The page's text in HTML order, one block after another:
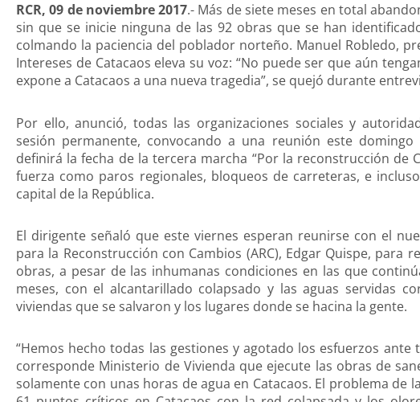
RCR, 09 de noviembre 2017.- Más de siete meses en total
sin que se inicie ninguna de las 92 obras que se han
colmando la paciencia del poblador norteño. Manuel Robledo,
Intereses de Catacaos eleva su voz: “No puede ser que aún
expone a Catacaos a una nueva tragedia”, se quejó durante
Por ello, anunció, todas las organizaciones sociales y
sesión permanente, convocando a una reunión este
definirá la fecha de la tercera marcha “Por la reconstrucción de
fuerza como paros regionales, bloqueos de carreteras, e
capital de la República.
El dirigente señaló que este viernes esperan reunirse con el
para la Reconstrucción con Cambios (ARC), Edgar Quispe, para
obras, a pesar de las inhumanas condiciones en las que
meses, con el alcantarillado colapsado y las aguas servidas
viviendas que se salvaron y los lugares donde se hacina la gente.
“Hemos hecho todas las gestiones y agotado los esfuerzos ante
corresponde Ministerio de Vivienda que ejecute las obras de
solamente con unas horas de agua en Catacaos. El problema de